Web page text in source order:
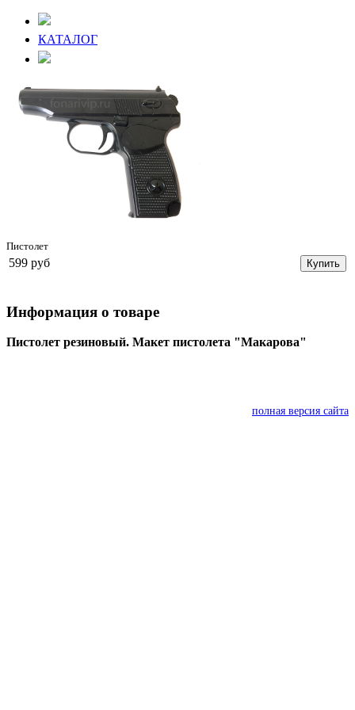
КАТАЛОГ
Пистолет
599 руб Купить
Информация о товаре
Пистолет резиновый. Макет пистолета "Макарова"
полная версия сайта